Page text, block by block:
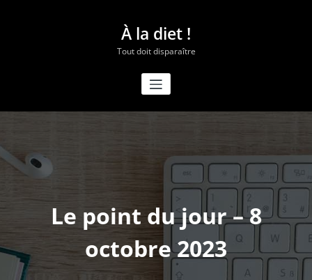
À la diet !
Tout doit disparaître
Le point du jour – 8
octobre 2023